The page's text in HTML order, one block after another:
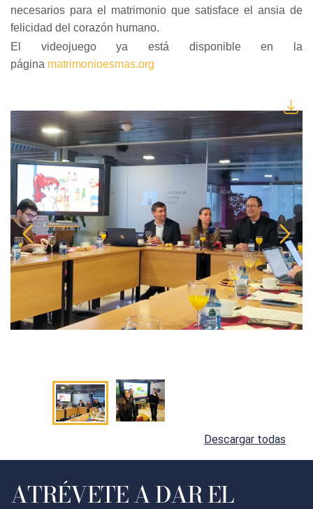
necesarios para el matrimonio que satisface el ansia de
felicidad del corazón humano.
El videojuego ya está disponible en la
página matrimonioesmas.org
Descargar todas
ATRÉVETE A DAR EL